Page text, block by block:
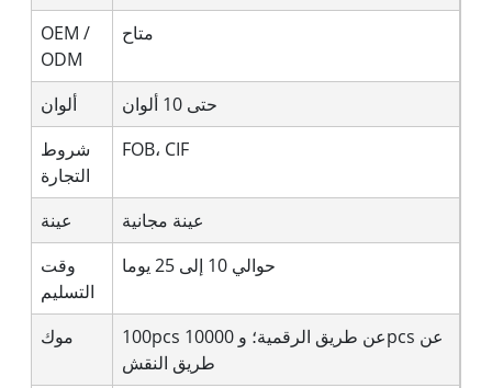
OEM /
ODM
متاح
ألوان
حتى 10 ألوان
شروط
التجارة
FOB، CIF
عينة
عينة مجانية
وقت
التسليم
حوالي 10 إلى 25 يوما
موك
100pcs عن طريق الرقمية؛ و 10000pcs عن
طريق النقش